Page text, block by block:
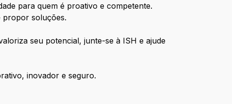
para quem é proativo e competente.
propor soluções.
seu potencial, junte-se à ISH e ajude
inovador e seguro.